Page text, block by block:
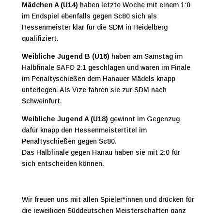
Mädchen A (U14) haben letzte Woche mit einem 1:0
im Endspiel ebenfalls gegen Sc80 sich als
Hessenmeister klar für die SDM in Heidelberg
qualifiziert.
Weibliche Jugend B (U16) haben am Samstag im
Halbfinale SAFO 2:1 geschlagen und waren im Finale
im Penaltyschießen dem Hanauer Mädels knapp
unterlegen. Als Vize fahren sie zur SDM nach
Schweinfurt.
Weibliche Jugend A (U18) gewinnt im Gegenzug
dafür knapp den Hessenmeistertitel im
Penaltyschießen gegen Sc80.
Das Halbfinale gegen Hanau haben sie mit 2:0 für
sich entscheiden können.
Wir freuen uns mit allen Spieler*innen und drücken für
die jeweiligen Süddeutschen Meisterschaften ganz